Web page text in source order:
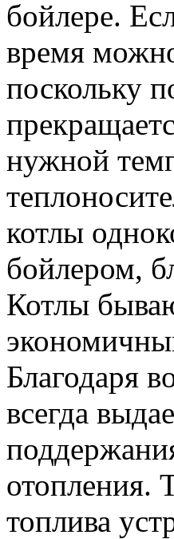
бойлере.
время
поскольку
нужной
котлы
бойлером,
Котлы
Благодаря
всегда
отопления.
топлива